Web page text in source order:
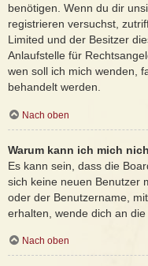
benötigen. Wenn du dir
registrieren versuchst,
Limited und der Besitzer
Anlaufstelle für
wen soll ich mich wenden,
behandelt werden.
Nach oben
Warum kann ich mich
Es kann sein, dass die
sich keine neuen Benutzer
oder der Benutzername,
erhalten, wende dich an die
Nach oben